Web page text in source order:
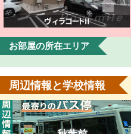
お部屋の所在エリア
周辺情報と学校情報